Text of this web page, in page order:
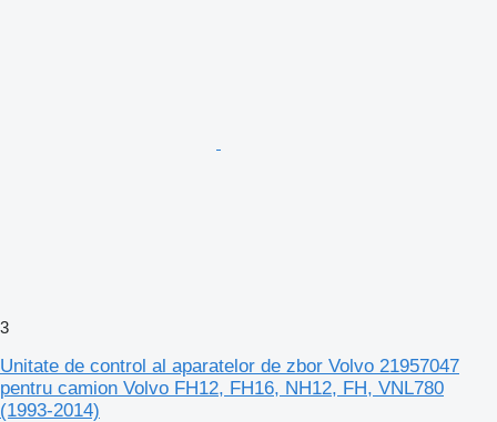
3
Unitate de control al aparatelor de zbor Volvo 21957047
pentru camion Volvo FH12, FH16, NH12, FH, VNL780
(1993-2014)